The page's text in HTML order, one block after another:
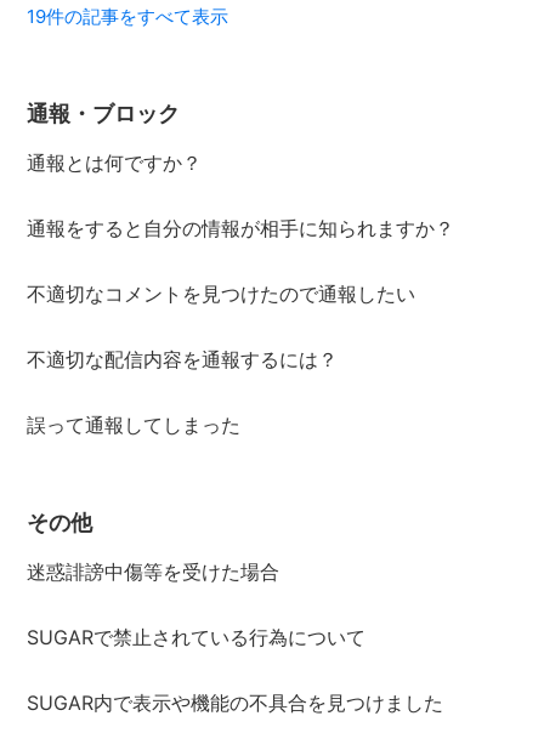
19件の記事をすべて表示
通報・ブロック
通報とは何ですか？
通報をすると自分の情報が相手に知られますか？
不適切なコメントを見つけたので通報したい
不適切な配信内容を通報するには？
誤って通報してしまった
その他
迷惑誹謗中傷等を受けた場合
SUGARで禁止されている行為について
SUGAR内で表示や機能の不具合を見つけました